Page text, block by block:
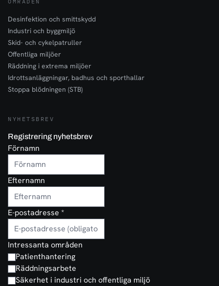
Desinfektion och smittskydd
Industri och byggmiljö
Skid- och cykelpatruller
Offentliga miljöer
Räddning i extrema miljöer
Idrottsanläggningar, badhus och sporthallar
Stoppa blödningen (STB)
NYHETSBREV
Registrering nyhetsbrev
Förnamn
Efternamn
E-postadresse *
Intressanta områden
Patienthantering
Räddningsarbete
Säkerhet i industri och offentliga miljö